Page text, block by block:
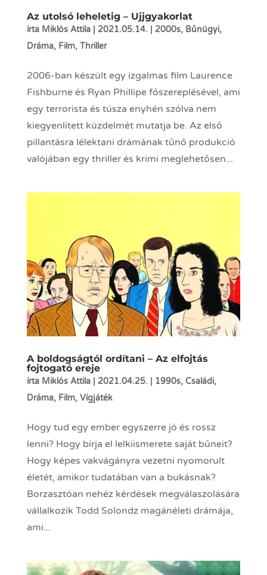
Az utolsó leheletig – Ujjgyakorlat
írta Miklós Attila| 2021.05.14. 2000s, Bűnügyi,
Dráma, Film, Thriller
2006-ban készült egy izgalmas film Laurence
Fishburne és Ryan Phillipe főszereplésével, ami
egy terrorista és túsza enyhén szólva nem
kiegyenlített küzdelmét mutatja be. Az első
pillantásra lélektani drámának tűnő produkció
valójában egy thriller és krimi meglehetősen...
A boldogságtól ordítani – Az elfojtás
fojtogató ereje
írta Miklós Attila| 2021.04.25. 1990s, Családi,
Dráma, Film, Vígjáték
Hogy tud egy ember egyszerre jó és rossz
lenni? Hogy bírja el lelkiismerete saját bűneit?
Hogy képes vakvágányra vezetni nyomorult
életét, amikor tudatában van a bukásnak?
Borzasztóan nehéz kérdések megválaszolására
vállalkozik Todd Solondz magánéleti drámája,
ami...